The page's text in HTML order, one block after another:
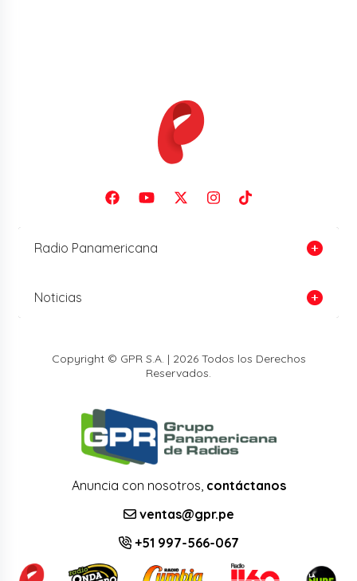
Radio Panamericana
Noticias
Copyright © GPR S.A. | 2026 Todos los Derechos
Reservados.
Anuncia con nosotros, contáctanos
ventas@gpr.pe
+51 997-566-067